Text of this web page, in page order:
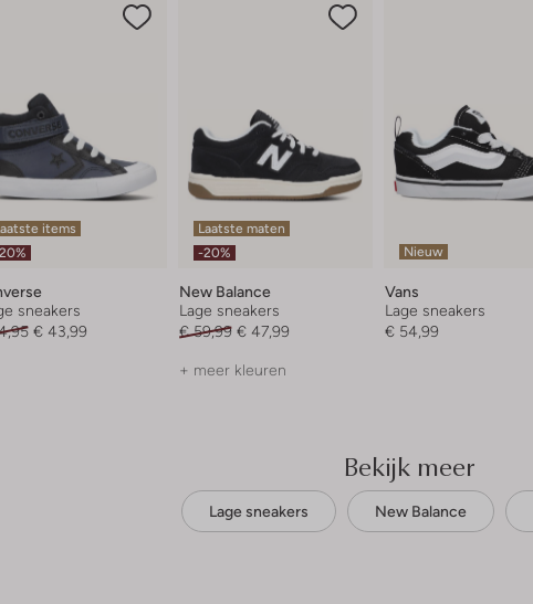
items
sneakers
€ 43,99
Laatste maten
-20%
New Balance
Lage sneakers
€ 59,99 € 47,99
+ meer kleuren
Nieuw
Vans
Lage sneakers
€ 54,99
Bekijk meer
Lage sneakers New Balance